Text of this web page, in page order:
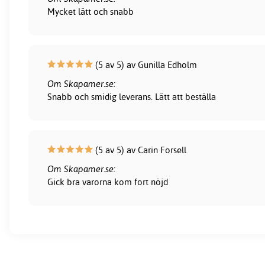
Mycket lätt och snabb
(5 av 5) av Gunilla Edholm
Om Skapamer.se:
Snabb och smidig leverans. Lätt att beställa
(5 av 5) av Carin Forsell
Om Skapamer.se:
Gick bra varorna kom fort nöjd